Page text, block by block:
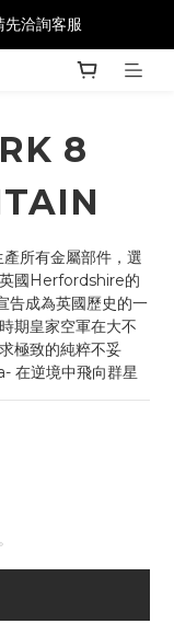
先洽詢客服
8
所有金屬部件，選
國Herfordshire的
告成為英國歷史的一
期皇家空軍在大不
極致的純粹不妥
在逆境中飛向群星